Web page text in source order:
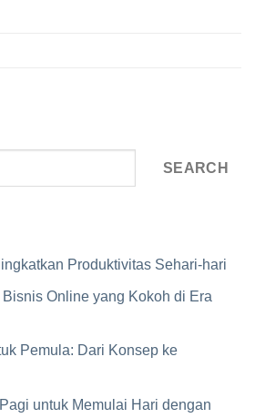
SEARCH
Produktivitas Sehari-hari
Online yang Kokoh di Era
Pemula: Dari Konsep ke
untuk Memulai Hari dengan